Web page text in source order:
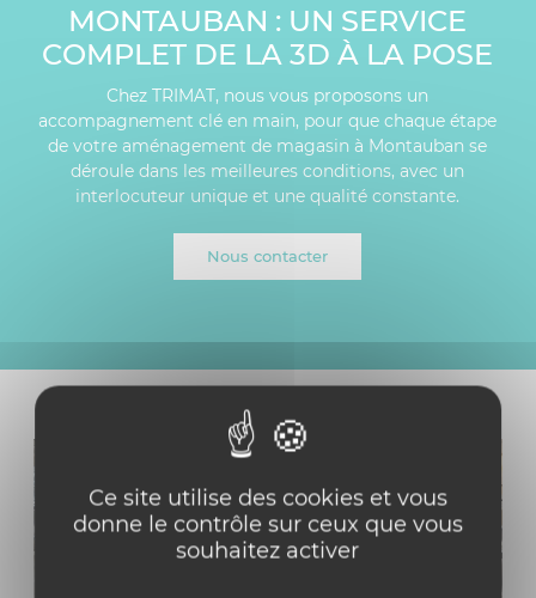
MONTAUBAN : UN SERVICE
COMPLET DE LA 3D À LA POSE
Chez TRIMAT, nous vous proposons un
accompagnement clé en main, pour que chaque étape
de votre aménagement de magasin à Montauban se
déroule dans les meilleures conditions, avec un
interlocuteur unique et une qualité constante.
Nous contacter
Ce site utilise des cookies et vous
donne le contrôle sur ceux que vous
souhaitez activer